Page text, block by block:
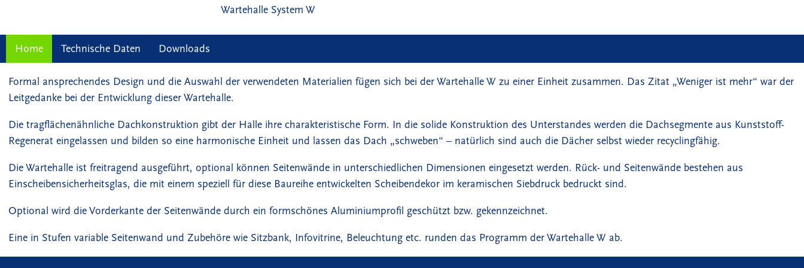
Wartehalle System W
Home Technische Daten Downloads
Formal ansprechendes Design und die Auswahl der verwendeten Materialien fügen sich bei der Wartehalle W zu einer Einheit zusammen. Das Zitat „Weniger ist mehr“ war der
Leitgedanke bei der Entwicklung dieser Wartehalle.
Die tragflächenähnliche Dachkonstruktion gibt der Halle ihre charakteristische Form. In die solide Konstruktion des Unterstandes werden die Dachsegmente aus Kunststoff-
Regenerat eingelassen und bilden so eine harmonische Einheit und lassen das Dach „schweben“ – natürlich sind auch die Dächer selbst wieder recyclingfähig.
Die Wartehalle ist freitragend ausgeführt, optional können Seitenwände in unterschiedlichen Dimensionen eingesetzt werden. Rück- und Seitenwände bestehen aus
Einscheibensicherheitsglas, die mit einem speziell für diese Baureihe entwickelten Scheibendekor im keramischen Siebdruck bedruckt sind.
Optional wird die Vorderkante der Seitenwände durch ein formschönes Aluminiumprofil geschützt bzw. gekennzeichnet.
Eine in Stufen variable Seitenwand und Zubehöre wie Sitzbank, Infovitrine, Beleuchtung etc. runden das Programm der Wartehalle W ab.